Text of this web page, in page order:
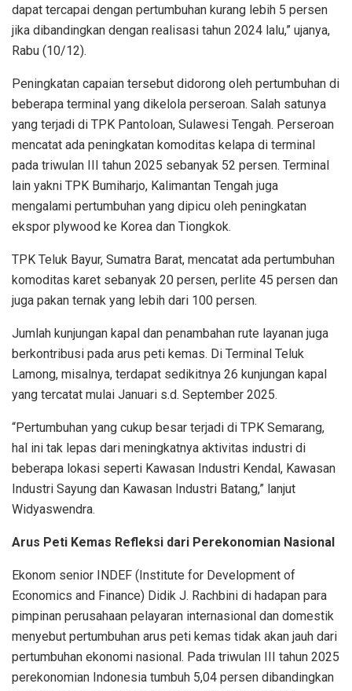
dapat tercapai dengan pertumbuhan kurang lebih 5 persen
jika dibandingkan dengan realisasi tahun 2024 lalu,” ujanya,
Rabu (10/12).
Peningkatan capaian tersebut didorong oleh pertumbuhan di
beberapa terminal yang dikelola perseroan. Salah satunya
yang terjadi di TPK Pantoloan, Sulawesi Tengah. Perseroan
mencatat ada peningkatan komoditas kelapa di terminal
pada triwulan III tahun 2025 sebanyak 52 persen. Terminal
lain yakni TPK Bumiharjo, Kalimantan Tengah juga
mengalami pertumbuhan yang dipicu oleh peningkatan
ekspor plywood ke Korea dan Tiongkok.
TPK Teluk Bayur, Sumatra Barat, mencatat ada pertumbuhan
komoditas karet sebanyak 20 persen, perlite 45 persen dan
juga pakan ternak yang lebih dari 100 persen.
Jumlah kunjungan kapal dan penambahan rute layanan juga
berkontribusi pada arus peti kemas. Di Terminal Teluk
Lamong, misalnya, terdapat sedikitnya 26 kunjungan kapal
yang tercatat mulai Januari s.d. September 2025.
“Pertumbuhan yang cukup besar terjadi di TPK Semarang,
hal ini tak lepas dari meningkatnya aktivitas industri di
beberapa lokasi seperti Kawasan Industri Kendal, Kawasan
Industri Sayung dan Kawasan Industri Batang,” lanjut
Widyaswendra.
Arus Peti Kemas Refleksi dari Perekonomian Nasional
Ekonom senior INDEF (Institute for Development of
Economics and Finance) Didik J. Rachbini di hadapan para
pimpinan perusahaan pelayaran internasional dan domestik
menyebut pertumbuhan arus peti kemas tidak akan jauh dari
pertumbuhan ekonomi nasional. Pada triwulan III tahun 2025
perekonomian Indonesia tumbuh 5,04 persen dibandingkan